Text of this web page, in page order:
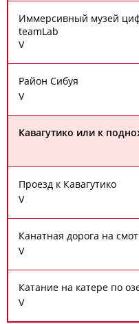
Иммерсивный музей
teamLab
V
Район Сибуя
V
Кавагутико или к
Проезд к Кавагутико
V
Канатная дорога на
V
Катание на катере по
V